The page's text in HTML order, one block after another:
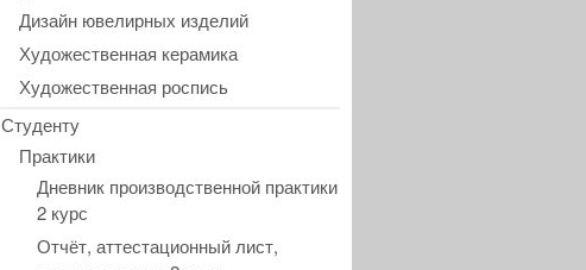
Дизайн ювелирных изделий
Художественная керамика
Художественная роспись
Студенту
Практики
Дневник производственной практики
2 курс
Отчёт, аттестационный лист,